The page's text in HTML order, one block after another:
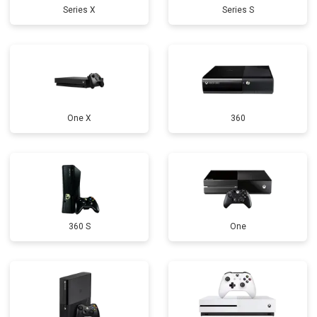
Series X Series S
One X 360
360 S One